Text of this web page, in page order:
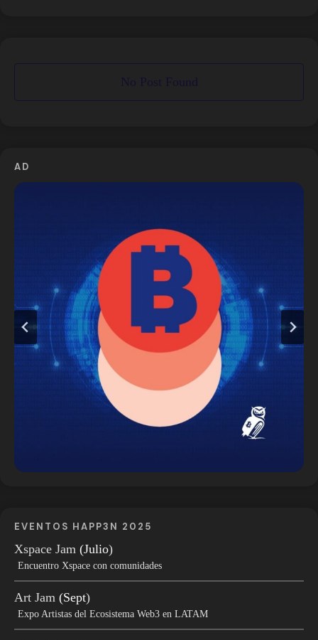
AD
EVENTOS HAPP3N 2025
Xspace Jam (Julio)
Encuentro Xspace con comunidades
Art Jam (Sept)
Expo Artistas del Ecosistema Web3 en LATAM